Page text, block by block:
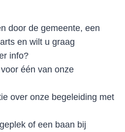
door de gemeente, een
en wilt u graag
info?
één van onze
over onze begeleiding met
of een baan bij